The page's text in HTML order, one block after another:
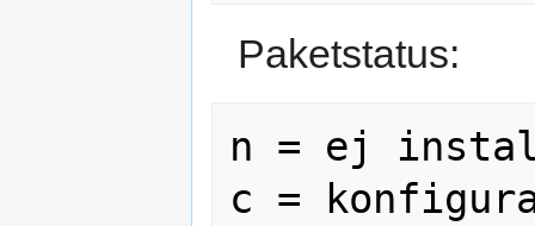
Paketstatus:
n = ej
c =